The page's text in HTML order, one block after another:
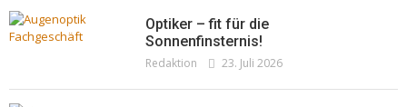
Optiker – fit für die
Sonnenfinsternis!
Redaktion 23. Juli 2026